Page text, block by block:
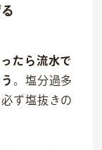
たら流水で
。塩分過多
ず塩抜きの